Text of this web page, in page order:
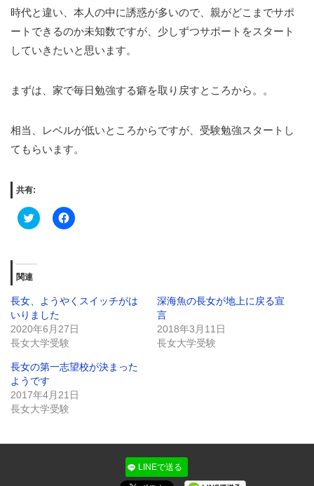
時代と違い、本人の中に誘惑が多いので、親がどこまでサポ
ートできるのか未知数ですが、少しずつサポートをスタート
していきたいと思います。
まずは、家で毎日勉強する癖を取り戻すところから。。
相当、レベルが低いところからですが、受験勉強スタートし
てもらいます。
共有:
Click
to
(新
ン
ド
ウ
で
開
ま
す)
Facebook
で
リ
ッ
し
て
さ
い
し
い
ウ
関連
長女、ようやくスイッチがは
いりました
2020年6月27日
長女大学受験
深海魚の長女が地上に戻る宣
言
2018年3月11日
長女大学受験
長女の第一志望校が決まった
ようです
2017年4月21日
長女大学受験
LINEで送る